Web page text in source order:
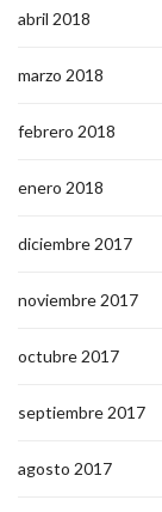
abril 2018
marzo 2018
febrero 2018
enero 2018
diciembre 2017
noviembre 2017
octubre 2017
septiembre 2017
agosto 2017